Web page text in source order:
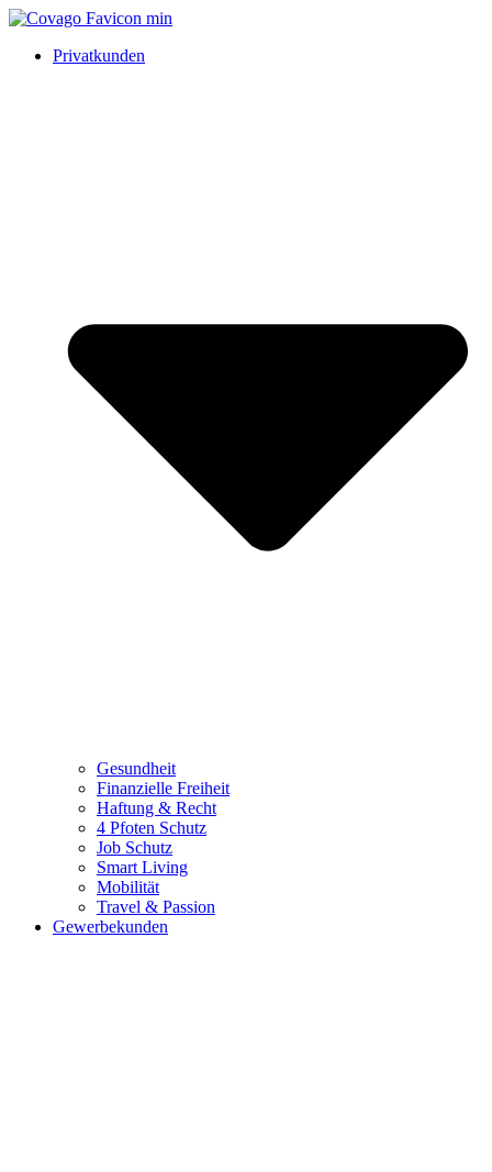
Privatkunden
Gesundheit
Finanzielle Freiheit
Haftung & Recht
4 Pfoten Schutz
Job Schutz
Smart Living
Mobilität
Travel & Passion
Gewerbekunden